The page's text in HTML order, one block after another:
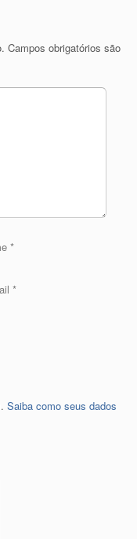
Campos obrigatórios são
*
*
Saiba como seus dados